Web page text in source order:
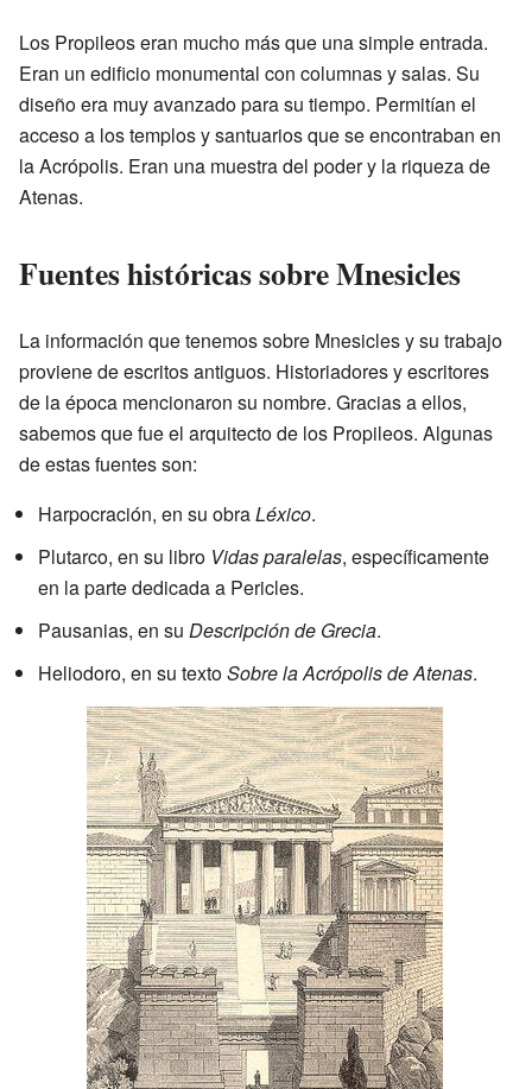
Los Propileos eran mucho más que una simple entrada.
Eran un edificio monumental con columnas y salas. Su
diseño era muy avanzado para su tiempo. Permitían el
acceso a los templos y santuarios que se encontraban en
la Acrópolis. Eran una muestra del poder y la riqueza de
Atenas.
Fuentes históricas sobre Mnesicles
La información que tenemos sobre Mnesicles y su trabajo
proviene de escritos antiguos. Historiadores y escritores
de la época mencionaron su nombre. Gracias a ellos,
sabemos que fue el arquitecto de los Propileos. Algunas
de estas fuentes son:
Harpocración, en su obraLéxico.
Plutarco, en su libro Vidas paralelas, específicamente
en la parte dedicada a Pericles.
Pausanias, en su Descripción de Grecia.
Heliodoro, en su textoSobre la Acrópolis de Atenas.